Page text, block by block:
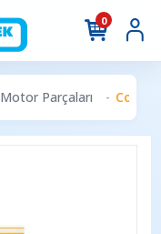
0
Motor Parçaları